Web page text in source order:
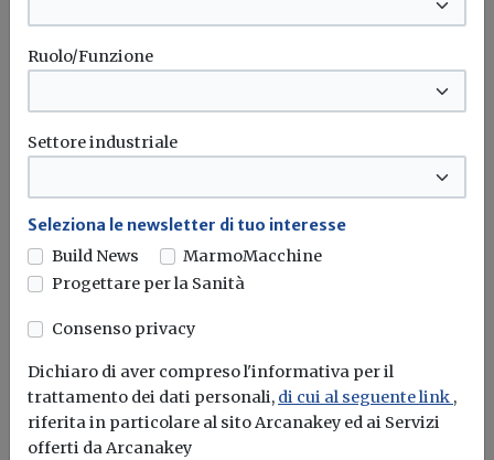
Salva Casa e modifiche alla
modulistica edilizia: tutte le novità
Alessandro Giraudi
Ruolo/Funzione
Settore industriale
Seleziona le newsletter di tuo interesse
Build News
MarmoMacchine
Progettare per la Sanità
Consenso privacy
Dichiaro di aver compreso l'informativa per il
trattamento dei dati personali, di cui al seguente link ,
riferita in particolare al sito Arcanakey ed ai Servizi
offerti da Arcanakey